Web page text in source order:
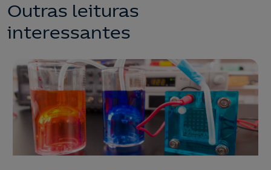
Outras leituras
interessantes